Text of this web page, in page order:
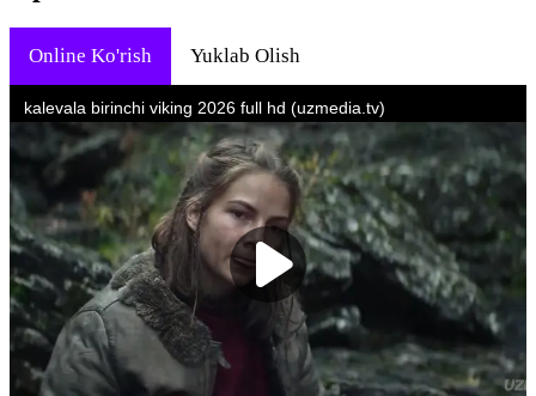
Online Ko'rish Yuklab Olish